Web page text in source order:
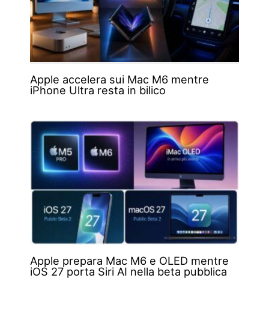
Apple accelera sui Mac M6 mentre
iPhone Ultra resta in bilico
Apple prepara Mac M6 e OLED mentre
iOS 27 porta Siri AI nella beta pubblica